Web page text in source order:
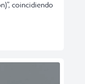
coincidiendo